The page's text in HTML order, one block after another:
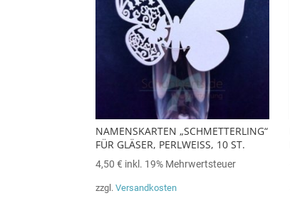
NAMENSKARTEN „SCHMETTERLING“
FÜR GLÄSER, PERLWEISS, 10 ST.
4,50€ inkl. 19% Mehrwertsteuer
zzgl.Versandkosten